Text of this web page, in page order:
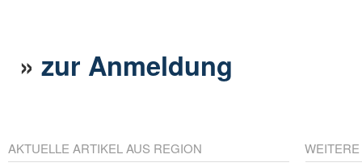
»zur Anmeldung
AKTUELLE ARTIKEL AUS REGION